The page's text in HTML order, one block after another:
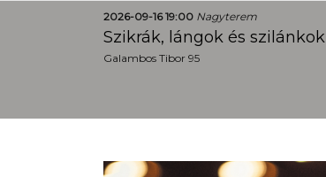
2026-09-16 19:00 Nagyterem
Szikrák, lángok és szilánkok
Galambos Tibor 95